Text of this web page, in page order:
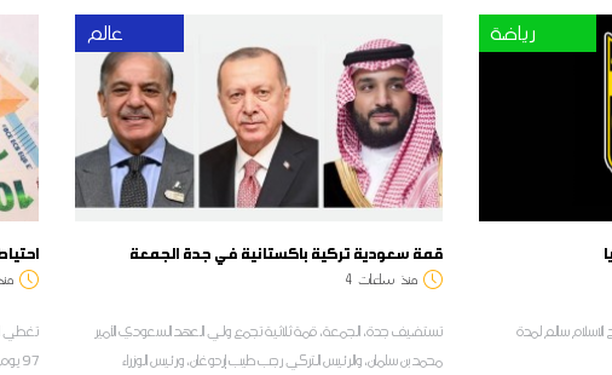
تغطي
عالم
قمة سعودية تركية باكستانية في جدة الجمعة
منذ ساعات 4
تستضيف جدة، الجمعة، قمة ثلاثية تجمع ولي العهد السعودي الأمير
محمد بن سلمان، والرئيس التركي رجب طيب إردوغان، ورئيس الوزراء
رياضة
الاسلام سالم لمدة